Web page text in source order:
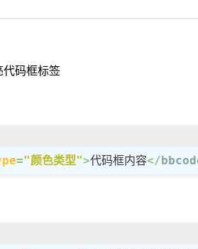
代码框标签
="颜色类型">代码框内容</